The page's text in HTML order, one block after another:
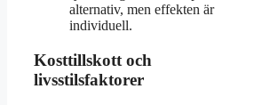
alternativ, men effekten är
individuell.
Kosttillskott och
livsstilsfaktorer